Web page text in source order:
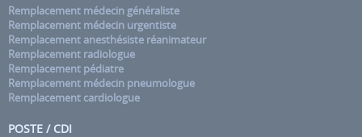
Remplacement médecin généraliste
Remplacement médecin urgentiste
Remplacement anesthésiste réanimateur
Remplacement radiologue
Remplacement pédiatre
Remplacement médecin pneumologue
Remplacement cardiologue
POSTE / CDI